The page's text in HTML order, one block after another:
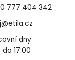
777 404 342
dny
17:00